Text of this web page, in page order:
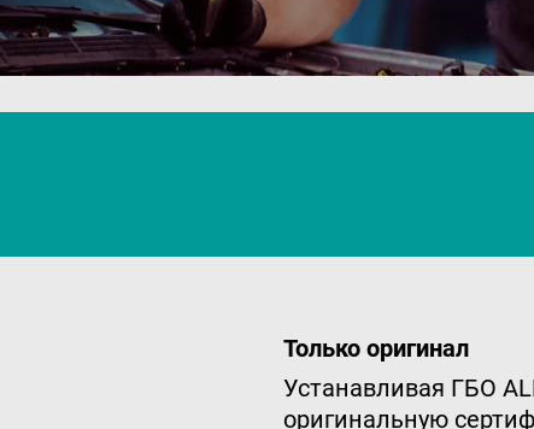
Только оригинал
Устанавливая ГБО
оригинальную